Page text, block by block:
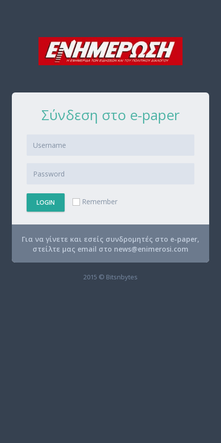
Σύνδεση στο e-paper
LOGIN Remember
Για να γίνετε και εσείς συνδρομητές στο e-paper,
στείλτε μας email στο news@enimerosi.com
2015 © Bitsnbytes